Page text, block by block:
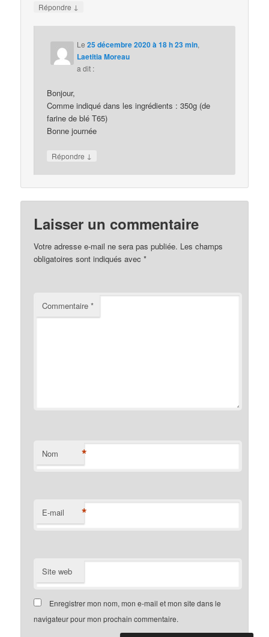
Répondre ↓
Le25 décembre 2020 à 18 h 23 min,
Laetitia Moreau
a dit :
Bonjour,
Comme indiqué dans les ingrédients : 350g (de
farine de blé T65)
Bonne journée
Répondre ↓
Laisser un commentaire
Votre adresse e-mail ne sera pas publiée. Les champs
obligatoires sont indiqués avec*
Commentaire*
Nom *
E-mail *
Site web
Enregistrer mon nom, mon e-mail et mon site dans le
navigateur pour mon prochain commentaire.